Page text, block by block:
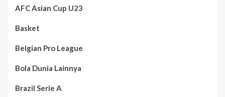
AFC Asian Cup U23
Basket
Belgian Pro League
Bola Dunia Lainnya
Brazil Serie A